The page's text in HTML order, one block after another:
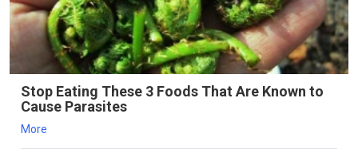
Stop Eating These 3 Foods That Are Known to
Cause Parasites
More